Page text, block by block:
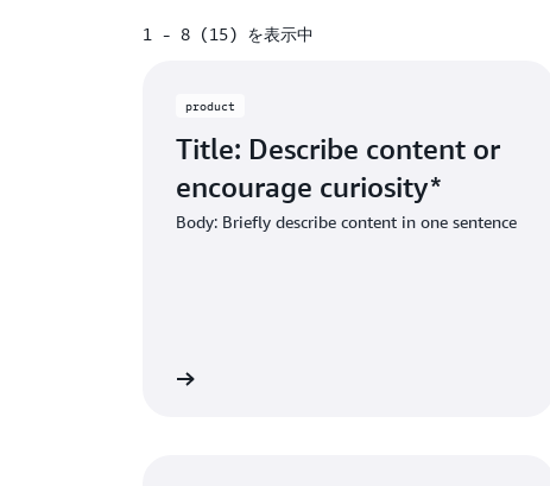
1 - 8 (15) を表示中
product
Title: Describe content or
encourage curiosity*
Body: Briefly describe content in one sentence